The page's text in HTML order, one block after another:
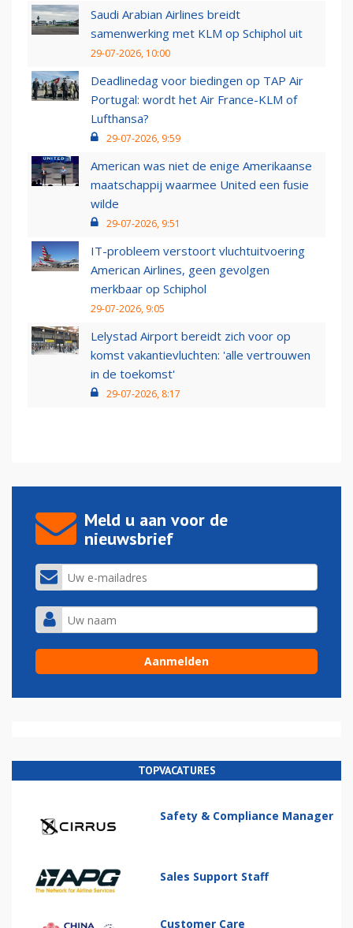
Saudi Arabian Airlines breidt
samenwerking met KLM op Schiphol uit
29-07-2026, 10:00
Deadlinedag voor biedingen op TAP Air
Portugal: wordt het Air France-KLM of
Lufthansa?
29-07-2026, 9:59
American was niet de enige Amerikaanse
maatschappij waarmee United een fusie
wilde
29-07-2026, 9:51
IT-probleem verstoort vluchtuitvoering
American Airlines, geen gevolgen
merkbaar op Schiphol
29-07-2026, 9:05
Lelystad Airport bereidt zich voor op
komst vakantievluchten: 'alle vertrouwen
in de toekomst'
29-07-2026, 8:17
Meld u aan voor de
nieuwsbrief
TOPVACATURES
Safety & Compliance Manager
Sales Support Staff
Customer Care